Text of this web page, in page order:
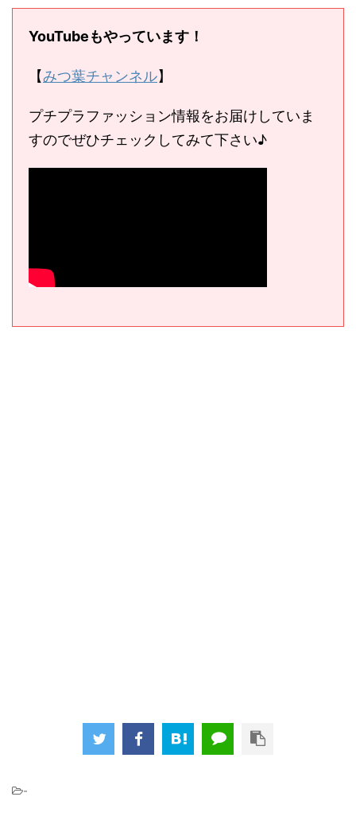
YouTubeもやっています！
【みつ葉チャンネル】
プチプラファッション情報をお届けしていま
すのでぜひチェックしてみて下さい♪
-